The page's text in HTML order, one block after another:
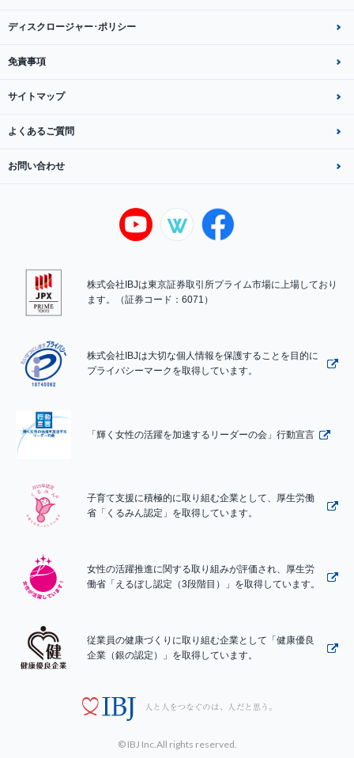
ディスクロージャー･ポリシー
免責事項
サイトマップ
よくあるご質問
お問い合わせ
株式会社IBJは東京証券取引所プライム市場に上場しており
ます。（証券コード：6071）
株式会社IBJは大切な個人情報を保護することを目的に
プライバシーマークを取得しています。
「輝く女性の活躍を加速するリーダーの会」行動宣言
子育て支援に積極的に取り組む企業として、厚生労働
省「くるみん認定」を取得しています。
女性の活躍推進に関する取り組みが評価され、厚生労
働省「えるぼし認定（3段階目）」を取得しています。
従業員の健康づくりに取り組む企業として「健康優良
企業（銀の認定）」を取得しています。
© IBJ Inc.All rights reserved.